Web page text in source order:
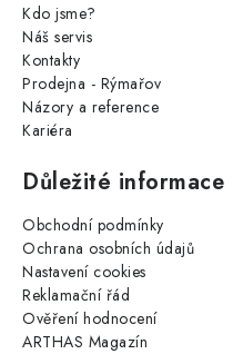
Kdo jsme?
Náš servis
Kontakty
Prodejna - Rýmařov
Názory a reference
Kariéra
Důležité informace
Obchodní podmínky
Ochrana osobních údajů
Nastavení cookies
Reklamační řád
Ověření hodnocení
ARTHAS Magazín